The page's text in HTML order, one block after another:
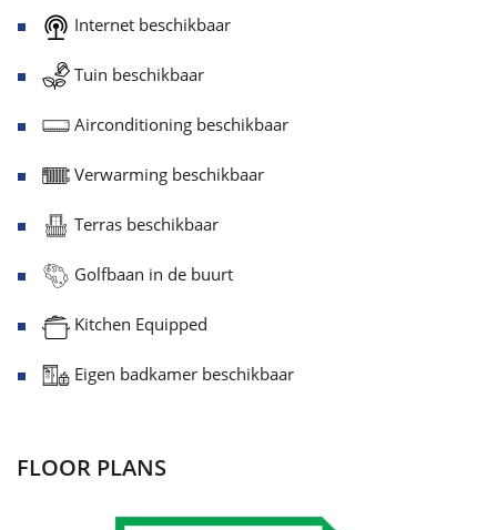
Internet beschikbaar
Tuin beschikbaar
Airconditioning beschikbaar
Verwarming beschikbaar
Terras beschikbaar
Golfbaan in de buurt
Kitchen Equipped
Eigen badkamer beschikbaar
FLOOR PLANS